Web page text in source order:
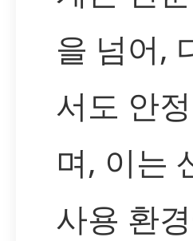
을 넘어,
서도 안
며, 이는
사용 환